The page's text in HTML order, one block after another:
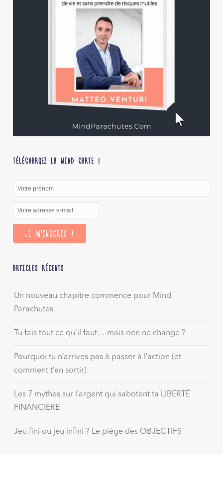
TÉLÉCHARGEZ LA MIND CARTE !
ARTICLES RÉCENTS
Un nouveau chapitre commence pour Mind
Parachutes
Tu fais tout ce qu’il faut… mais rien ne change ?
Pourquoi tu n’arrives pas à passer à l’action (et
comment t’en sortir)
Les 7 mythes sur l’argent qui sabotent ta LIBERTÉ
FINANCIÈRE
Jeu fini ou jeu infini ? Le piège des OBJECTIFS